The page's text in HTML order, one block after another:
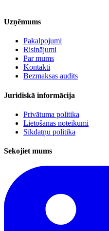
Uzņēmums
Pakalpojumi
Risinājumi
Par mums
Kontakti
Bezmaksas audits
Juridiskā informācija
Privātuma politika
Lietošanas noteikumi
Sīkdatņu politika
Sekojiet mums